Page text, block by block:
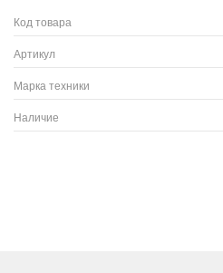
Код товара
Артикул
Марка техники
Наличие